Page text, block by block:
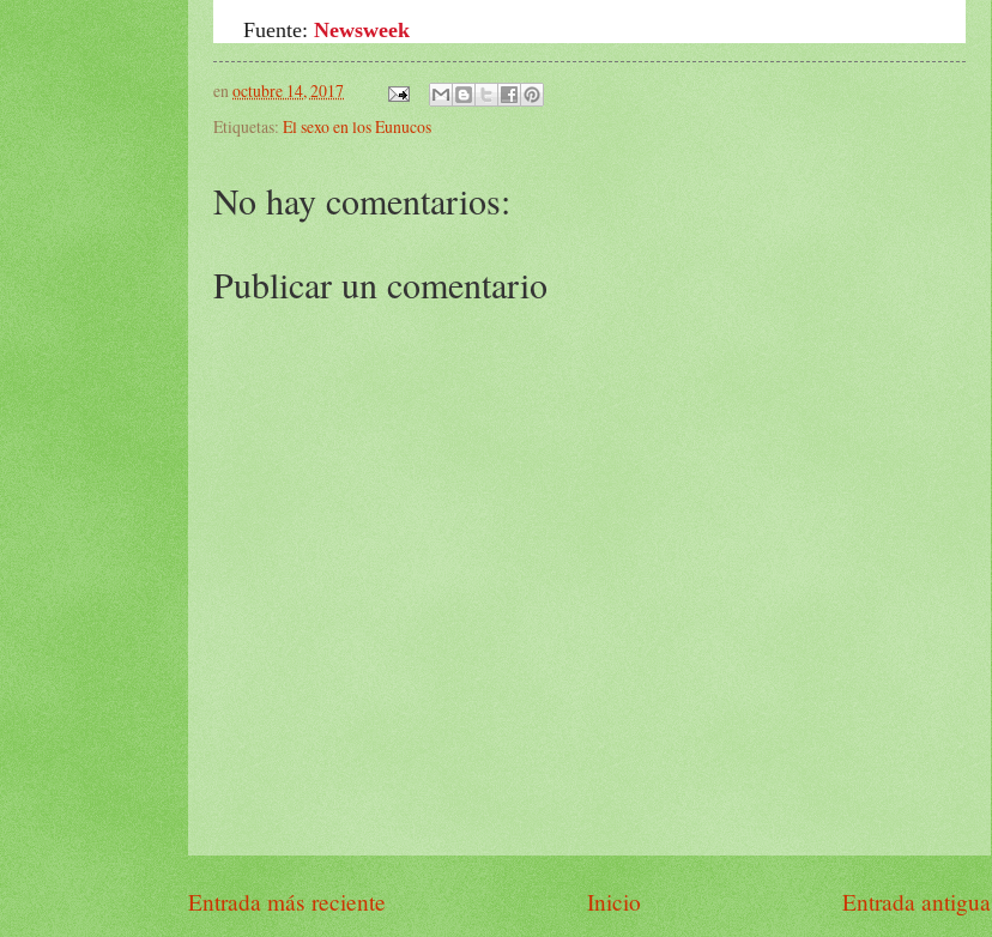
Fuente: Newsweek
enoctubre 14, 2017
Etiquetas: El sexo en los Eunucos
No hay comentarios:
Publicar un comentario
Entrada más reciente Entrada antigua
Inicio